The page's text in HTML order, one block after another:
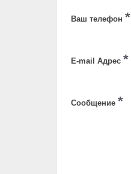
Ваш телефон *
E-mail Адрес *
Сообщение *